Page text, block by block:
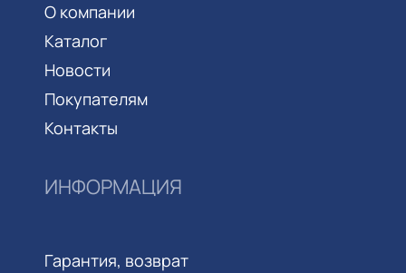
О компании
Каталог
Новости
Покупателям
Контакты
ИНФОРМАЦИЯ
Гарантия, возврат